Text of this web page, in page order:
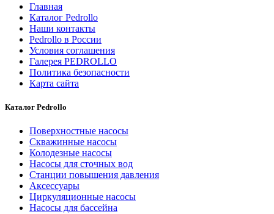
Главная
Каталог Pedrollo
Наши контакты
Pedrollo в России
Условия соглашения
Галерея PEDROLLO
Политика безопасности
Карта сайта
Каталог Pedrollo
Поверхностные насосы
Скважинные насосы
Колодезные насосы
Насосы для сточных вод
Станции повышения давления
Аксессуары
Циркуляционные насосы
Насосы для бассейна